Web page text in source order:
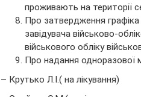
проживають на території
Про затвердження
завідувача військово-
військового обліку
Про надання одноразової
– Крутько Л.І.( на лікування)